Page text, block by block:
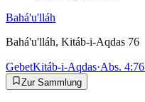
Bahá'u'lláh
Bahá'u'lláh, Kitáb-i-Aqdas 76
GebetKitáb-i-Aqdas·Abs. 4:76
Zur Sammlung